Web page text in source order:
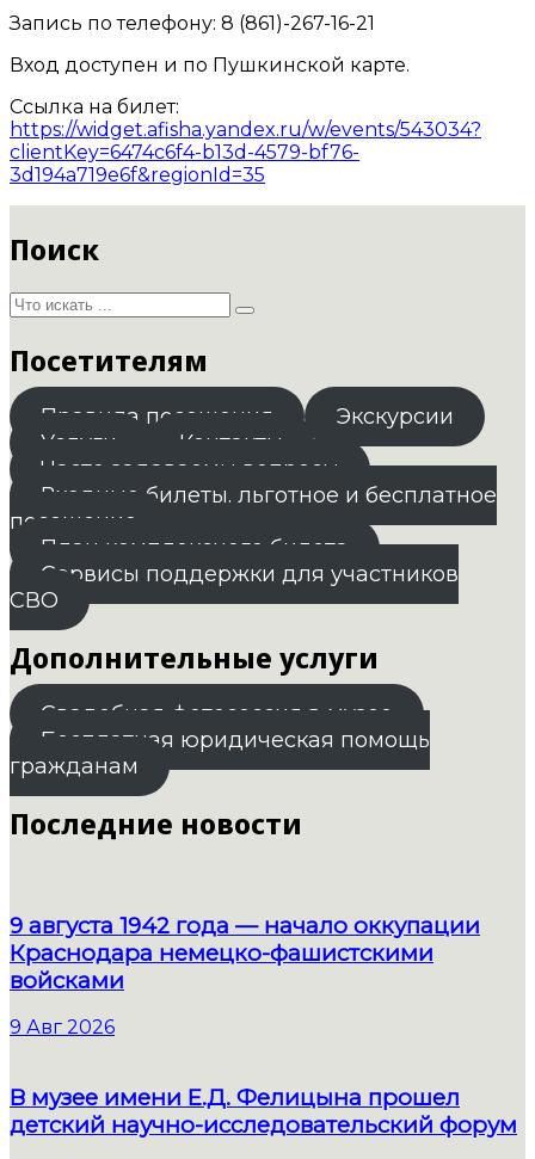
Запись по телефону: 8 (861)-267-16-21
Вход доступен и по Пушкинской карте.
Ссылка на билет:
https://widget.afisha.yandex.ru/w/events/543034?
clientKey=6474c6f4-b13d-4579-bf76-
3d194a719e6f&regionId=35
Поиск
Посетителям
Правила посещения
Экскурсии
Услуги
Контакты
Часто задаваемы вопросы
Входные билеты. льготное и бесплатное
посещение
План комплексного билета
Сервисы поддержки для участников
СВО
Дополнительные услуги
Свадебная фотосессия в музее
Бесплатная юридическая помощь
гражданам
Последние новости
9 августа 1942 года — начало оккупации
Краснодара немецко-фашистскими
войсками
9 Авг 2026
В музее имени Е.Д. Фелицына прошел
детский научно-исследовательский форум